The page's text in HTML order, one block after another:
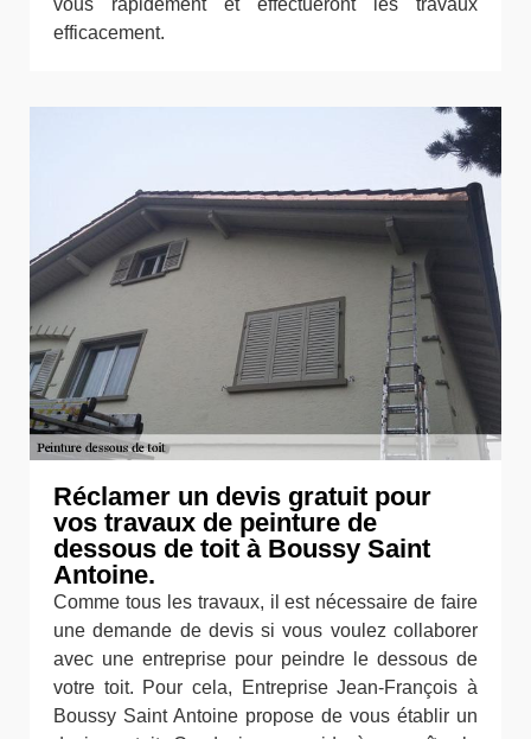
efficacement.
Réclamer un devis gratuit pour
vos travaux de peinture de
dessous de toit à Boussy Saint
Antoine.
Comme tous les travaux, il est nécessaire de faire
une demande de devis si vous voulez collaborer
avec une entreprise pour peindre le dessous de
votre toit. Pour cela, Entreprise Jean-François à
Boussy Saint Antoine propose de vous établir un